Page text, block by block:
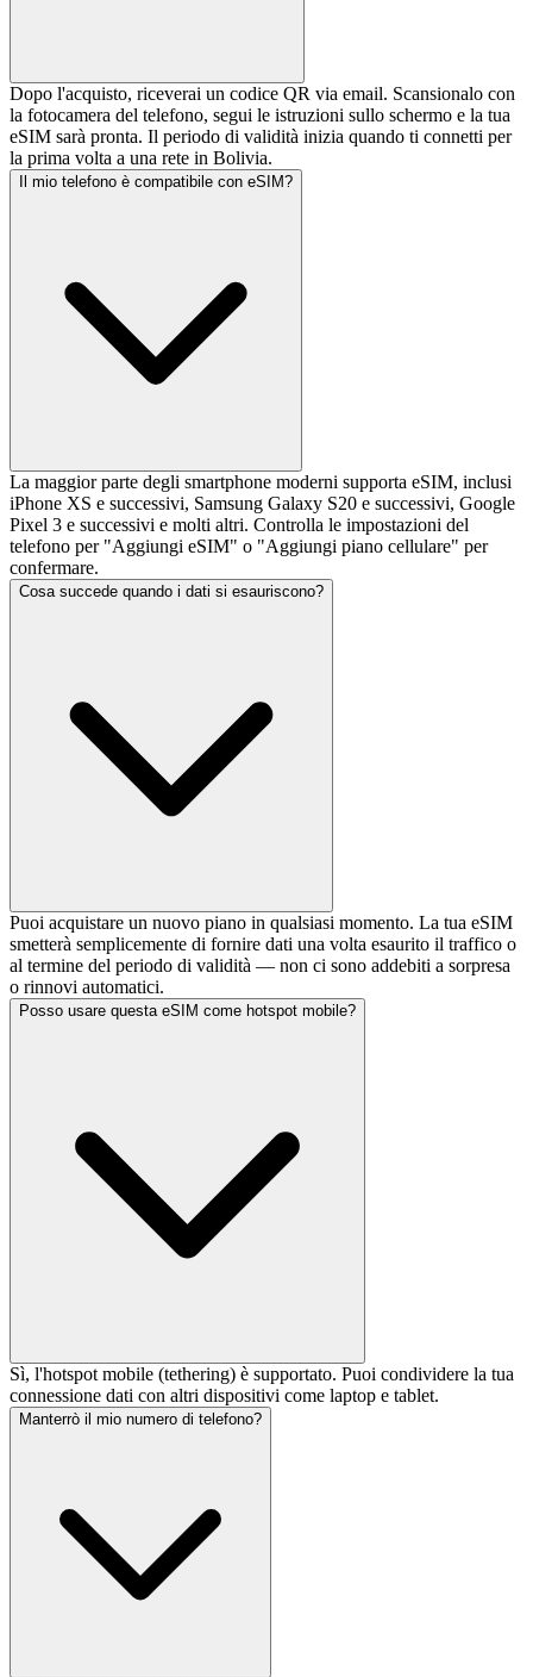
Dopo l'acquisto, riceverai un codice QR via email. Scansionalo con
la fotocamera del telefono, segui le istruzioni sullo schermo e la tua
eSIM sarà pronta. Il periodo di validità inizia quando ti connetti per
la prima volta a una rete in Bolivia.
Il mio telefono è compatibile con eSIM?
La maggior parte degli smartphone moderni supporta eSIM, inclusi
iPhone XS e successivi, Samsung Galaxy S20 e successivi, Google
Pixel 3 e successivi e molti altri. Controlla le impostazioni del
telefono per "Aggiungi eSIM" o "Aggiungi piano cellulare" per
confermare.
Cosa succede quando i dati si esauriscono?
Puoi acquistare un nuovo piano in qualsiasi momento. La tua eSIM
smetterà semplicemente di fornire dati una volta esaurito il traffico o
al termine del periodo di validità — non ci sono addebiti a sorpresa
o rinnovi automatici.
Posso usare questa eSIM come hotspot mobile?
Sì, l'hotspot mobile (tethering) è supportato. Puoi condividere la tua
connessione dati con altri dispositivi come laptop e tablet.
Manterrò il mio numero di telefono?